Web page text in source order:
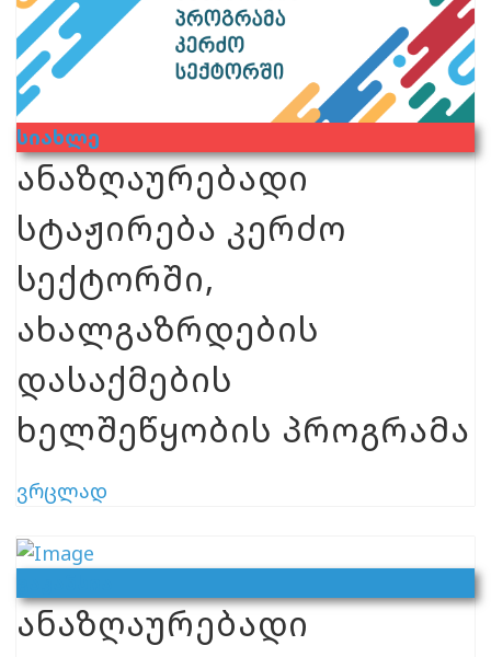
Სიახლე
ანაზღაურებადი
სტაჟირება კერძო
სექტორში,
ახალგაზრდების
დასაქმების
ხელშეწყობის პროგრამა
ვრცლად
ანაზღაურებადი